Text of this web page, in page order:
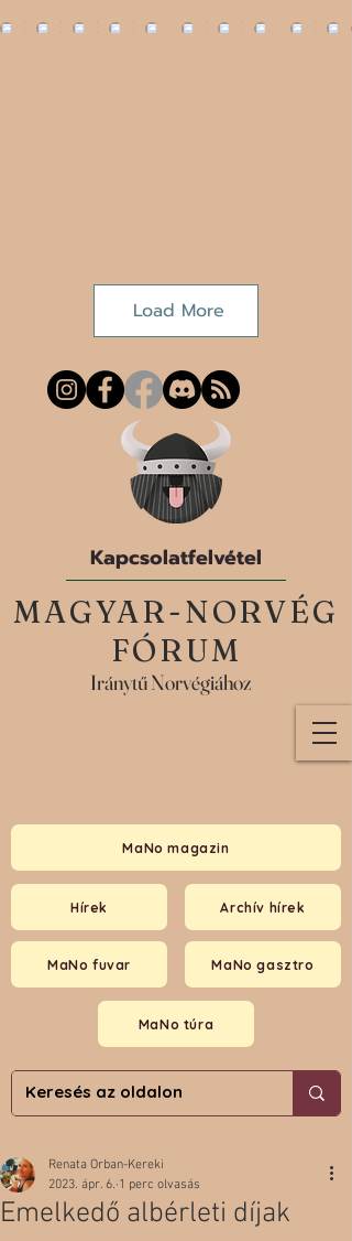
MAGYAR-NORVÉG
FÓRUM
Iránytű Norvégiához
Hírek
MaNo magazin
MaNo fuvar MaNo gasztro
MaNo túra
Archív hírek
Kapcsolatfelvétel
Load More
Emelkedő albérleti díjak
Renata Orban-Kereki
2023. ápr. 6. 1 perc olvasás